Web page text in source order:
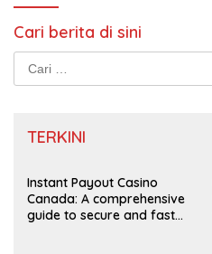
Cari berita di sini
Cari
untuk:
TERKINI
Instant Payout Casino
Canada: A comprehensive
guide to secure and fast